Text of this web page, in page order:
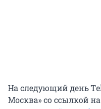
На следующий день
Москва» со ссылкой